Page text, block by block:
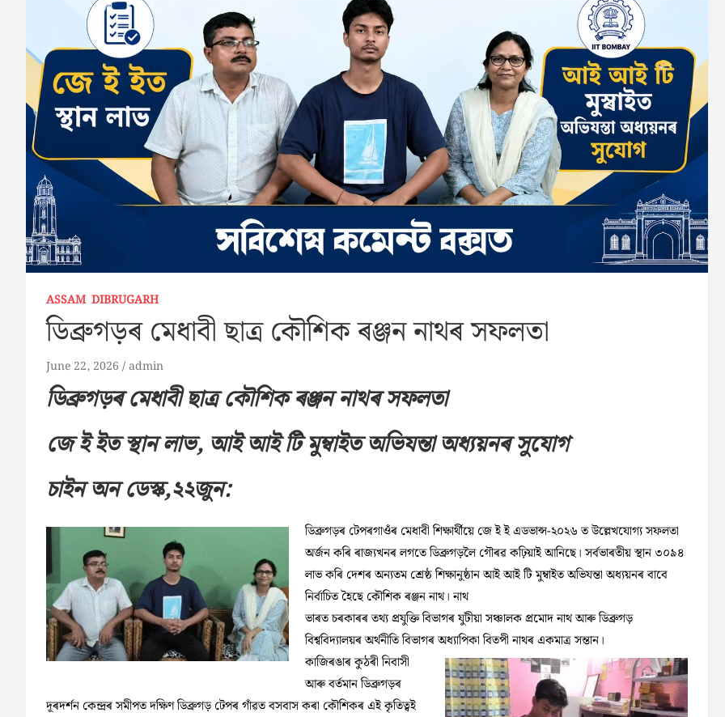
ASSAM DIBRUGARH
ডিব্ৰুগড়ৰ মেধাবী ছাত্ৰ কৌশিক ৰঞ্জন নাথৰ সফলতা
June 22, 2026 admin
ডিব্ৰুগড়ৰ মেধাবী ছাত্ৰ কৌশিক ৰঞ্জন নাথৰ সফলতা
জে ই ইত স্থান লাভ, আই আই টি মুম্বাইত অভিযন্তা অধ্যয়নৰ সুযোগ
চাইন অন ডেস্ক,২২জুন:
ডিব্ৰুগড়ৰ টেপৰগাওঁৰ মেধাবী শিক্ষাৰ্থীয়ে জে ই ই এডভান্স-২০২৬ ত উল্লেখযোগ্য সফলতা
অৰ্জন কৰি ৰাজ্যখনৰ‌ লগতে ডিব্ৰুগড়লৈ গৌৰৱ কঢ়িয়াই আনিছে। সৰ্বভাৰতীয় স্থান ৩০৯৪
লাভ কৰি দেশৰ অন্যতম শ্ৰেষ্ঠ শিক্ষানুষ্ঠান আই আই টি মুম্বাইত অভিযন্তা অধ্যয়নৰ বাবে
নিৰ্বাচিত হৈছে কৌশিক ৰঞ্জন নাথ। নাথ
ভাৰত চৰকাৰৰ তথ্য প্ৰযুক্তি বিভাগৰ যুটীয়া সঞ্চালক প্ৰমোদ নাথ আৰু ডিব্ৰুগড়
বিশ্ববিদ্যালয়ৰ অৰ্থনীতি বিভাগৰ অধ্যাপিকা বিতপী নাথৰ একমাত্ৰ সন্তান।
কাজিৰঙাৰ কুঠৰী নিবাসী
আৰু বৰ্তমান ডিব্ৰুগড়ৰ
দূৰদৰ্শন কেন্দ্ৰৰ সমীপত দক্ষিণ ডিব্ৰুগড় টেপৰ গাঁৱত বসবাস কৰা কৌশিকৰ এই কৃতিত্বই